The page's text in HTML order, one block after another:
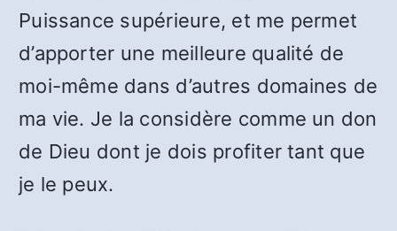
Puissance supérieure, et me permet
d’apporter une meilleure qualité de
moi-même dans d’autres domaines de
ma vie. Je la considère comme un don
de Dieu dont je dois profiter tant que
je le peux.